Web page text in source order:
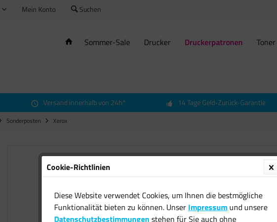
Mein Konto Suchen
Sommer-Sale Drucker Druckerpatronen Toner
Versand innerhalb von 24h* 14 Tage Geld-Zurück-Garantie
Sonderposten Xerox
9203
Cookie-Richtlinien
Diese Website verwendet Cookies, um Ihnen die bestmögliche
Funktionalität bieten zu können. Unser Impressum und unsere
Datenschutzbestimmungen stehen für Sie auch ohne